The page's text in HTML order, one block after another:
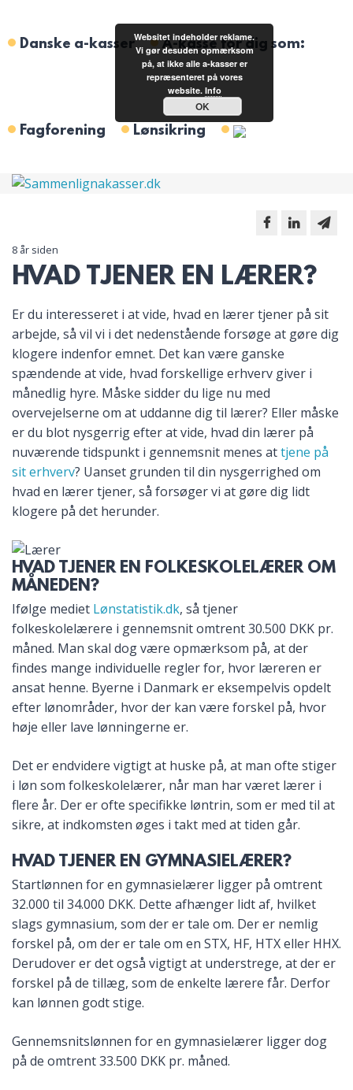
Danske a-kasser A-kasse for dig som:
Fagforening Lønsikring
8 år siden
HVAD TJENER EN LÆRER?
Er du interesseret i at vide, hvad en lærer tjener på sit
arbejde, så vil vi i det nedenstående forsøge at gøre dig
klogere indenfor emnet. Det kan være ganske
spændende at vide, hvad forskellige erhverv giver i
månedlig hyre. Måske sidder du lige nu med
overvejelserne om at uddanne dig til lærer? Eller måske
er du blot nysgerrig efter at vide, hvad din lærer på
nuværende tidspunkt i gennemsnit menes attjene på
sit erhverv? Uanset grunden til din nysgerrighed om
hvad en lærer tjener, så forsøger vi at gøre dig lidt
klogere på det herunder.
HVAD TJENER EN FOLKESKOLELÆRER OM
MÅNEDEN?
Ifølge mediet Lønstatistik.dk, så tjener
folkeskolelærere i gennemsnit omtrent 30.500 DKK pr.
måned. Man skal dog være opmærksom på, at der
findes mange individuelle regler for, hvor læreren er
ansat henne. Byerne i Danmark er eksempelvis opdelt
efter lønområder, hvor der kan være forskel på, hvor
høje eller lave lønningerne er.
Det er endvidere vigtigt at huske på, at man ofte stiger
i løn som folkeskolelærer, når man har været lærer i
flere år. Der er ofte specifikke løntrin, som er med til at
sikre, at indkomsten øges i takt med at tiden går.
HVAD TJENER EN GYMNASIELÆRER?
Startlønnen for en gymnasielærer ligger på omtrent
32.000 til 34.000 DKK. Dette afhænger lidt af, hvilket
slags gymnasium, som der er tale om. Der er nemlig
forskel på, om der er tale om en STX, HF, HTX eller HHX.
Derudover er det også vigtigt at understrege, at der er
forskel på de tillæg, som de enkelte lærere får. Derfor
kan lønnen godt stige.
Gennemsnitslønnen for en gymnasielærer ligger dog
på de omtrent 33.500 DKK pr. måned.
Websitet indeholder reklame.
Vi gør desuden opmærksom
på, at ikke alle a-kasser er
repræsenteret på vores
website. Info
OK